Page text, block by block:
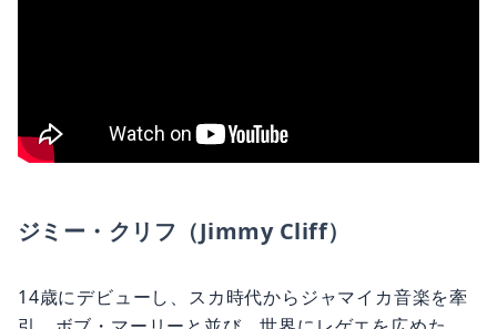
ジミー・クリフ（Jimmy Cliff）
14歳にデビューし、スカ時代からジャマイカ音楽を牽